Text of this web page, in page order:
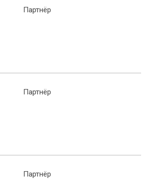
Партнёр
Партнёр
Партнёр